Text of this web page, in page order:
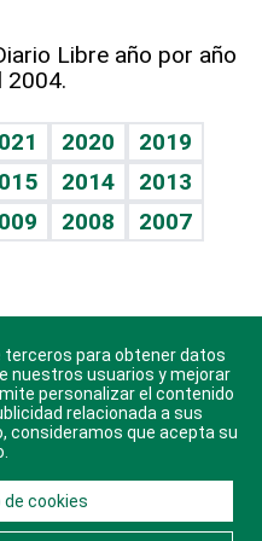
Libre año por año
2004.
2020
2019
2014
2013
2008
2007
para Android, iOS y
derechos reservados.
terceros para obtener datos
nuestros usuarios y mejorar
personalizar el contenido
relacionada a sus
consideramos que acepta su
cookies